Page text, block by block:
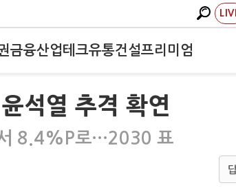
금융산업테크유통건설프리미엄
석열 추격 확연
8.4%P로…2030 표